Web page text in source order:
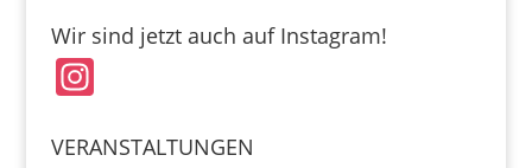
c
e
b
o
ai
l
at
p
Wir sind jetzt auch auf Instagram!
In
a
VERANSTALTUNGEN